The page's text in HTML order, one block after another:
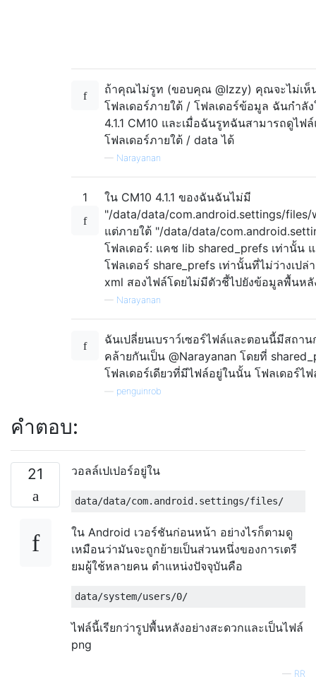
ถ้าคุณไม่รูท (ขอบคุณ @Izzy) คุณจะไม่เห็
โฟลเดอร์ภายใต้ / โฟลเดอร์ข้อมูล ฉันกำลั
4.1.1 CM10 และเมื่อฉันรูทฉันสามารถดูไฟ
โฟลเดอร์ภายใต้ / data ได้
— Narayanan
1
ใน CM10 4.1.1 ของฉันฉันไม่มี
"/data/data/com.android.settings/files/
แต่ภายใต้ "/data/data/
โฟลเดอร์: แคช lib shared_prefs เท่านั้น
โฟลเดอร์ share_prefs เท่านั้นที่ไม่ว่างเปล่
xml สองไฟล์โดยไม่มีตัวชี้ไปยังข้อมูลพื้นหลั
— Narayanan
ฉันเปลี่ยนเบราว์เซอร์ไฟล์และตอนนี้มีสถา
คล้ายกันเป็น @Narayanan โดยที่
โฟลเดอร์เดียวที่มีไฟล์อยู่ในนั้น โฟลเดอร์ไ
penguinrob
คำตอบ:
21 วอลล์เปเปอร์อยู่ใน
ใน Android เวอร์ชันก่อนหน้า อย่างไรก็ตามดู
เหมือนว่ามันจะถูกย้ายเป็นส่วนหนึ่งของการเตรี
ยมผู้ใช้หลายคน ตำแหน่งปัจจุบันคือ
ไฟล์นี้เรียกว่ารูปพื้นหลังอย่างสะดวกและเป็นไฟล์
png
— RR